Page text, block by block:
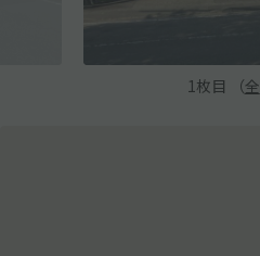
1 枚目 （全